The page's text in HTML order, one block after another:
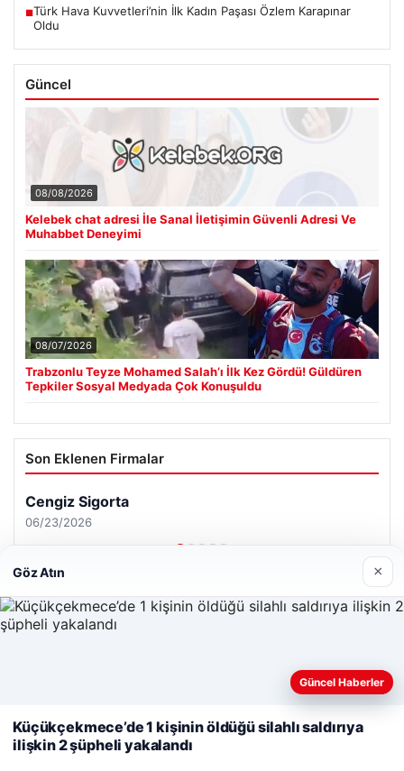
■Türk Hava Kuvvetleri’nin İlk Kadın Paşası Özlem Karapınar
Oldu
Güncel
08/08/2026
Kelebek chat adresi İle Sanal İletişimin Güvenli Adresi Ve
Muhabbet Deneyimi
08/07/2026
Trabzonlu Teyze Mohamed Salah’ı İlk Kez Gördü! Güldüren
Tepkiler Sosyal Medyada Çok Konuşuldu
Son Eklenen Firmalar
Cengiz Sigorta
06/23/2026
Web sitemizi nasıl kullandığınızı daha iyi anlayabilmek,
kullanıyoruz.
Çerez Politikamız
Reddet Kabul Et
Göz Atın ×
Güncel Haberler
Küçükçekmece’de 1 kişinin öldüğü silahlı saldırıya
ilişkin 2 şüpheli yakalandı
lemagrup.com.tr
escort
escort
escort
escortescort
escort
İzle